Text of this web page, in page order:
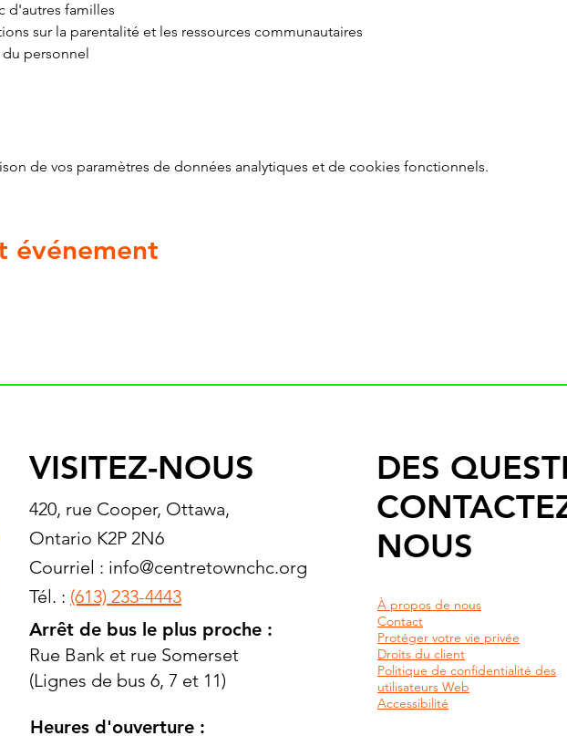
d'autres familles
sur la parentalité et les ressources communautaires
personnel
de vos paramètres de données analytiques et de cookies fonctionnels.
événement
VISITEZ-NOUS
420, rue Cooper, Ottawa,
Ontario K2P 2N6
Courriel : info@centretownchc.org
Tél. : (613) 233-4443
Arrêt de bus le plus proche :
Rue Bank et rue Somerset
(Lignes de bus 6, 7 et 11)
Heures d'ouverture :
DES
NOUS
À propos de nous
Contact
Protéger votre vie privée
Droits du client
Politique de confidentialité des
utilisateurs Web
Accessibilité